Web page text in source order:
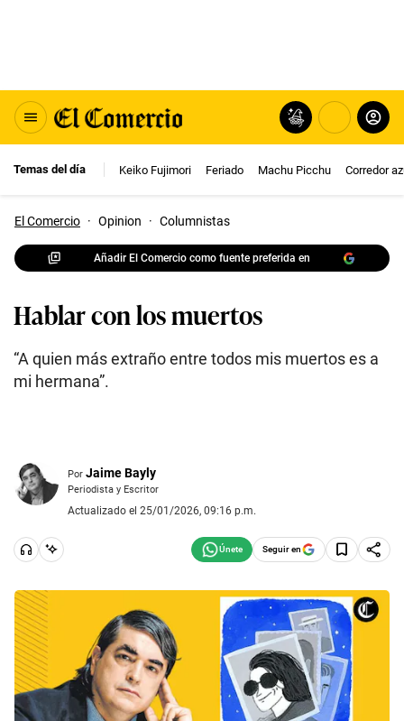
Temas del día Keiko Fujimori Feriado Machu Picchu Corredor
El Comercio · Opinion · Columnistas
Añadir El Comercio como fuente preferida en
Hablar con los muertos
“A quien más extraño entre todos mis muertos es a
mi hermana”.
Por Jaime Bayly
Periodista y Escritor
Actualizado el 25/01/2026, 09:16 p.m.
Seguir en